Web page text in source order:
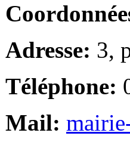
Adresse: 3,
Téléphone:
Mail: